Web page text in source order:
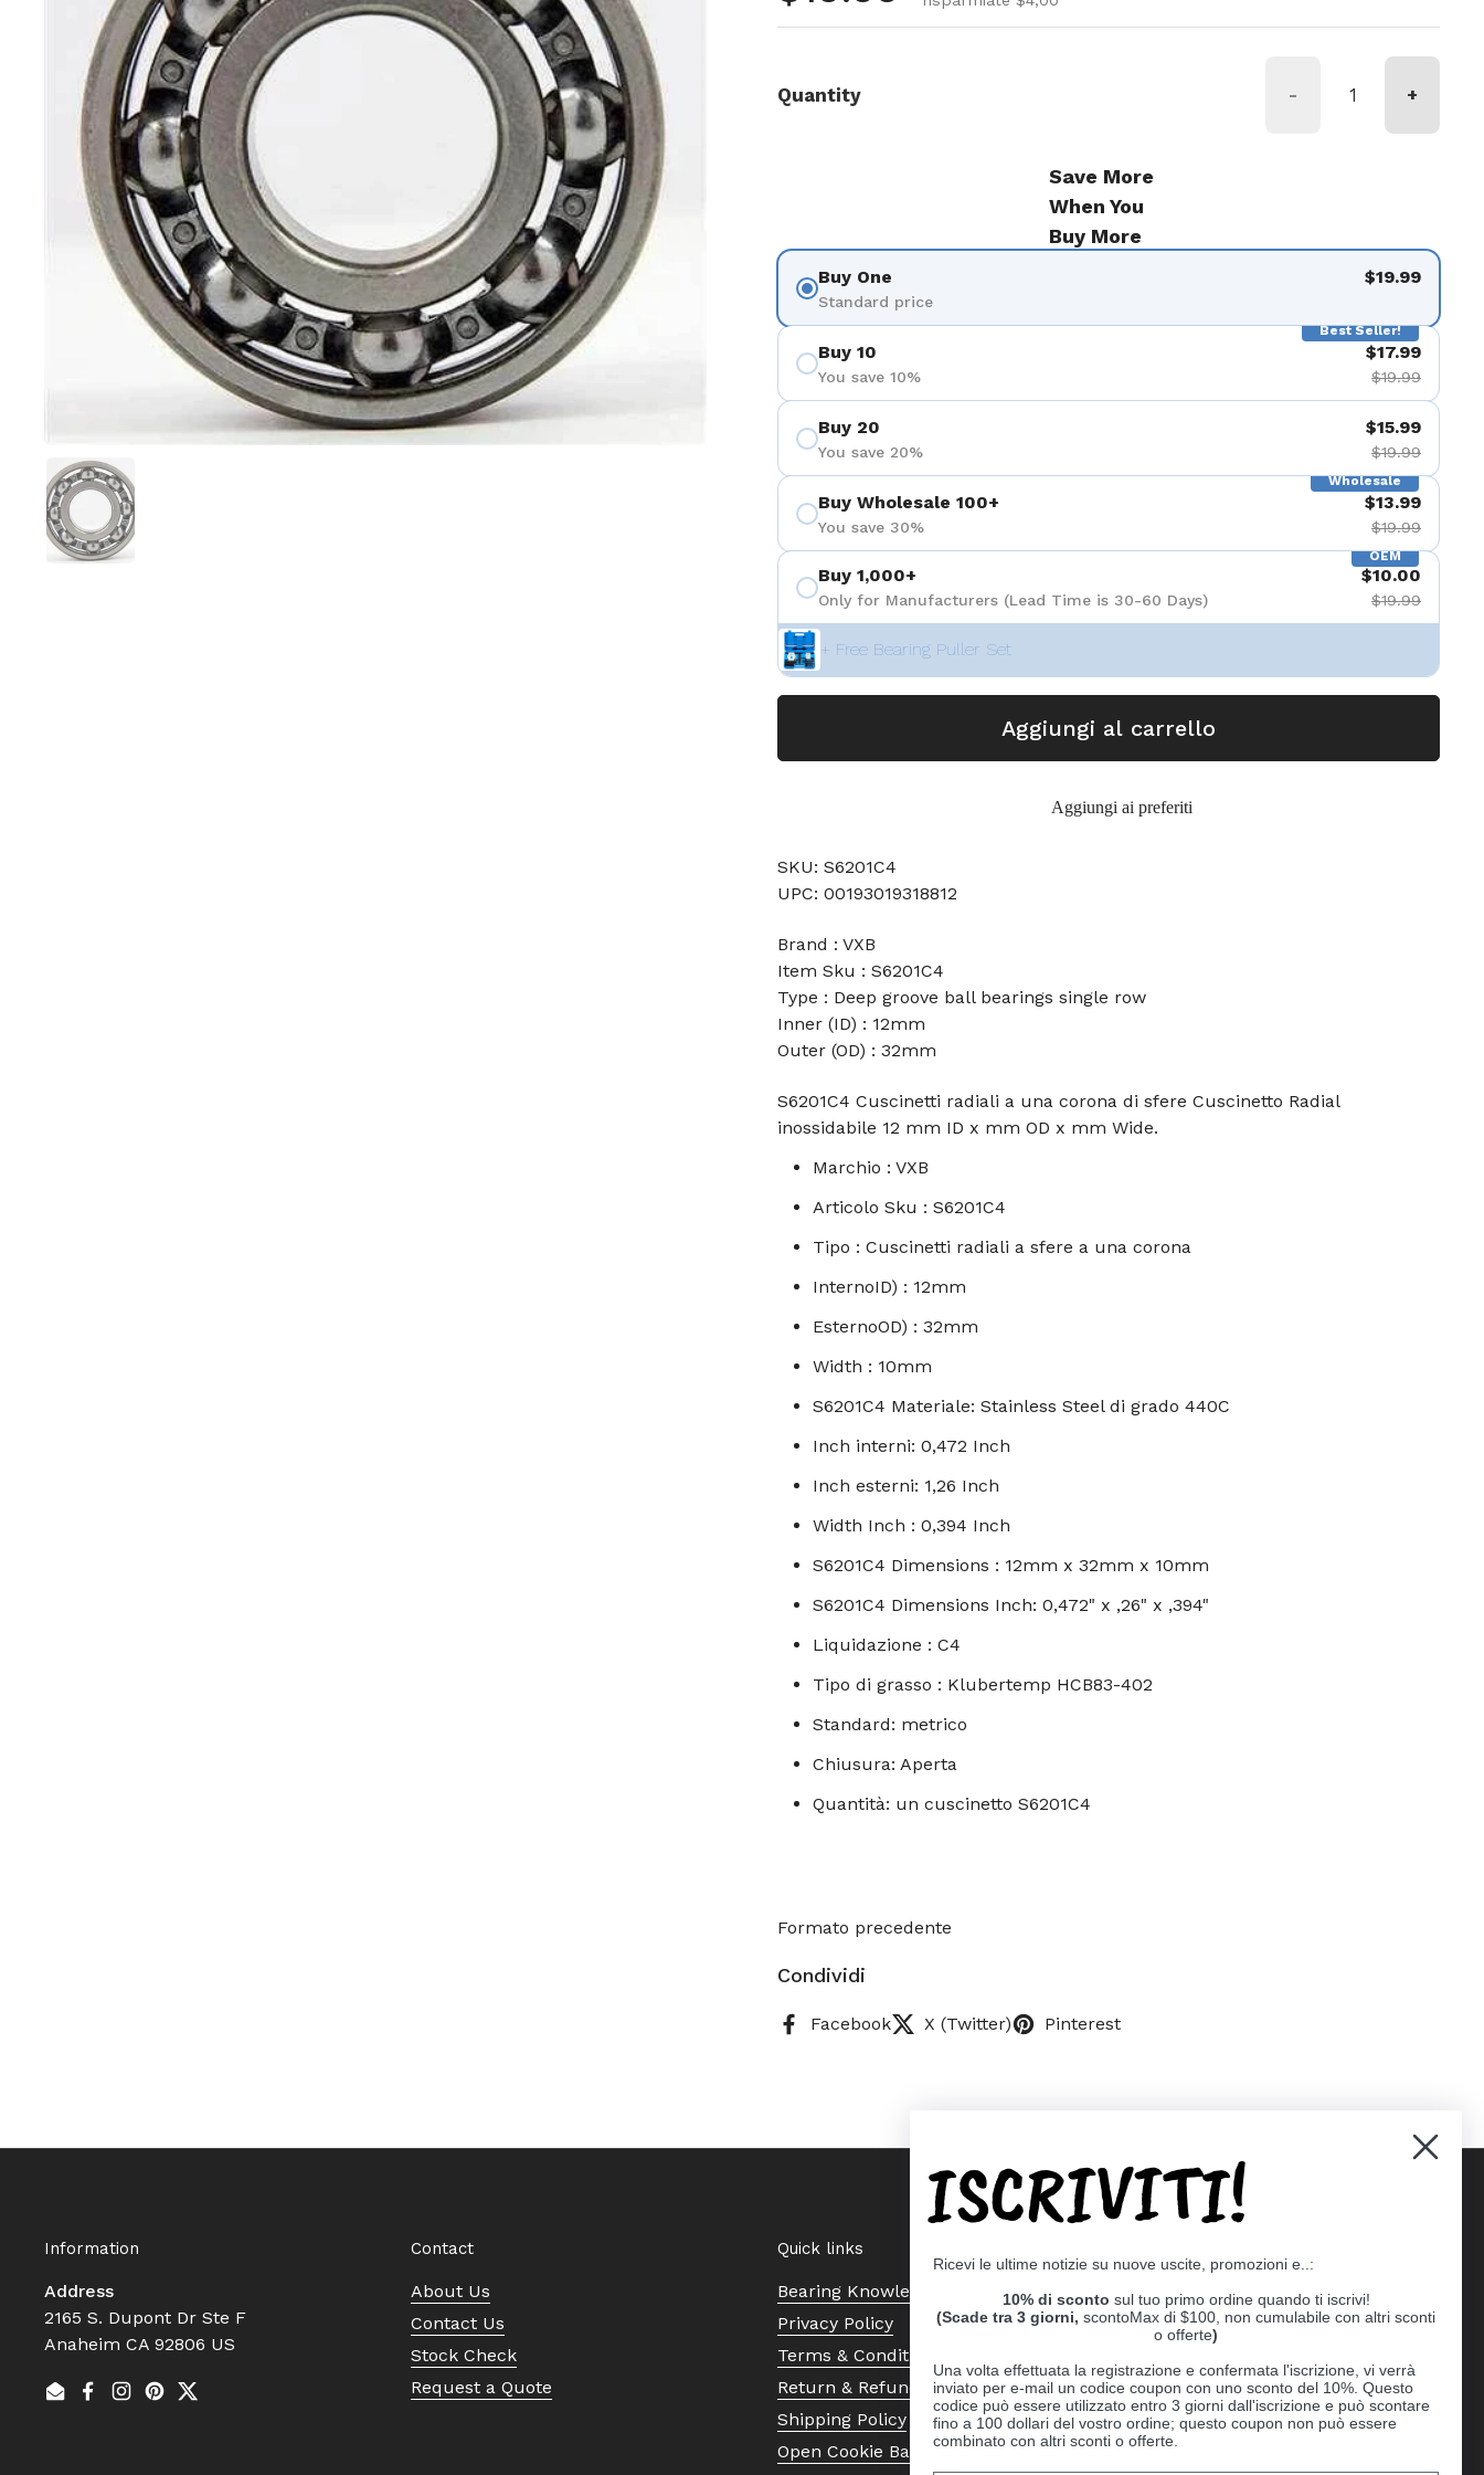
Mostra diapositiva 1
Quantity - +
Save More
When You
Buy More
Buy One
Standard price
$19.99
Best Seller!
Buy 10
You save 10%
$17.99
$19.99
Buy 20
You save 20%
$15.99
$19.99
Wholesale
Buy Wholesale 100+
You save 30%
$13.99
$19.99
OEM
Buy 1,000+
Only for Manufacturers (Lead Time is 30-60 Days)
$10.00
$19.99
+ Free Bearing Puller Set
Aggiungi al carrello
Aggiungi ai preferiti
SKU: S6201C4
UPC: 00193019318812
Brand : VXB
Item Sku : S6201C4
Type : Deep groove ball bearings single row
Inner (ID) : 12mm
Outer (OD) : 32mm
S6201C4 Cuscinetti radiali a una corona di sfere Cuscinetto Radial
inossidabile 12 mm ID x mm OD x mm Wide.
Marchio : VXB
Articolo Sku : S6201C4
Tipo : Cuscinetti radiali a sfere a una corona
InternoID) : 12mm
EsternoOD) : 32mm
Width : 10mm
S6201C4 Materiale: Stainless Steel di grado 440C
Inch interni: 0,472 Inch
Inch esterni: 1,26 Inch
Width Inch : 0,394 Inch
S6201C4 Dimensions : 12mm x 32mm x 10mm
S6201C4 Dimensions Inch: 0,472" x ,26" x ,394"
Liquidazione : C4
Tipo di grasso : Klubertemp HCB83-402
Standard: metrico
Chiusura: Aperta
Quantità: un cuscinetto S6201C4
Formato precedente
Condividi
Facebook X (Twitter) Pinterest
Information
Address
2165 S. Dupont Dr Ste F
Anaheim CA 92806 US
EmailFacebook
Instagram
Pinterest
Twitter
Contact
About Us
Contact Us
Stock Check
Request a Quote
Quick links
Bearing Knowledge Center
Privacy Policy
Terms & Conditions
Return & Refund Policy
Shipping Policy
Open Cookie Banner
ISCRIVITI!
Ricevi le ultime notizie su nuove uscite, promozioni e..:
10% di sconto sul tuo primo ordine quando ti iscrivi!
(Scade tra 3 giorni, scontoMax di $100, non cumulabile con altri sconti
o offerte)
Una volta effettuata la registrazione e confermata l'iscrizione, vi verrà
inviato per e-mail un codice coupon con uno sconto del 10%. Questo
codice può essere utilizzato entro 3 giorni dall'iscrizione e può scontare
fino a 100 dollari del vostro ordine; questo coupon non può essere
combinato con altri sconti o offerte.